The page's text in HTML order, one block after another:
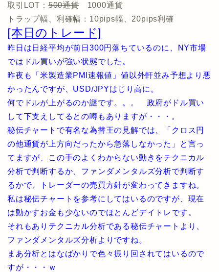
取引LOT：500通貨1000通貨
トラップ幅、利確幅：10pips幅、20pips利確
[本日のトレード]
昨日は日経平均が前日300円落ちているのに、NY市場
ではドル買いが強い状態でした。
昨夜も「米製造業PMI速報値」値以外軒並み予想より悪
かったんですが、USD/JPYはじり高に。
何でドルが上がるのか謎です。。。 政府がドル買い
して下支えしてるとの噂もありますが・・・。
秘伝チャートで有名な為替王の見解では、「クロス円
の他通貨が上方向だったから急落しなかった」と言っ
てますが、この手のよくわからない動きをテクニカル
分析で判断するか、ファンダメンタルズ分析で判断す
るかで、トレーダーの売買方針が変わってきますね。
私は秘伝チャートを参考にしてはいるのですが、現在
は動かすお金も少ないのでほとんどデイトレです。
それもありテクニカル分析である秘伝チャートより、
ファンダメンタルズ分析よりですね。
まあ分析とはなばかりで色々振り回されてはいるので
すが・・・ｗ